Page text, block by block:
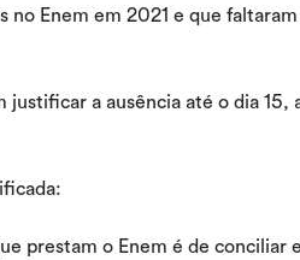
no Enem em 2021 e que
a ausência até o dia 15,
prestam o Enem é de conciliar